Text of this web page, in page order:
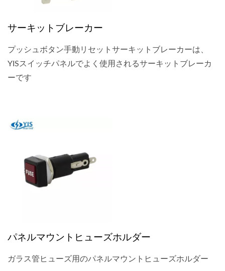
サーキットブレーカー
プッシュボタン手動リセットサーキットブレーカーは、
YISスイッチパネルでよく使用されるサーキットブレーカ
ーです
パネルマウントヒューズホルダー
ガラス管ヒューズ用のパネルマウントヒューズホルダー